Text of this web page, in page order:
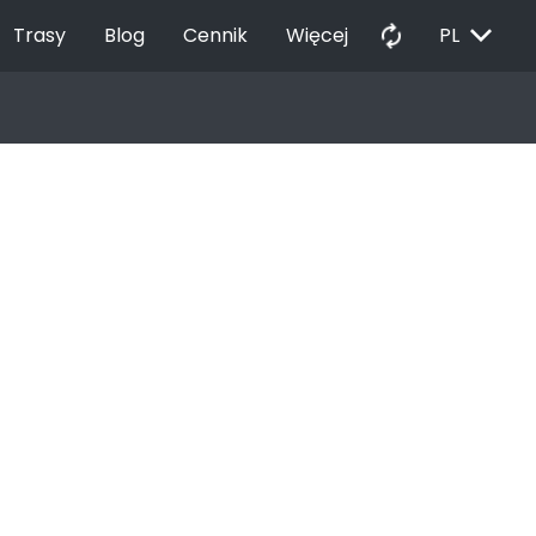
Trasy Blog Cennik Więcej autorenew PL EXPAND_MORE